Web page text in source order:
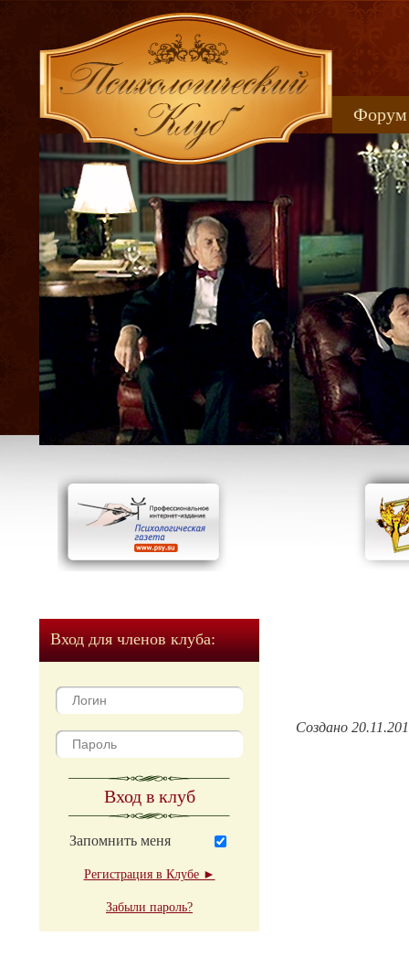
Форум
Вход для членов клуба:
Вход в клуб
Запомнить меня
Регистрация в Клубе ►
Забыли пароль?
Создано